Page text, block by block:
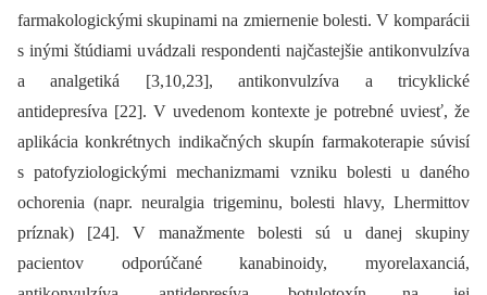
farmakologickými skupinami na zmiernenie bolesti. V komparácii
s inými štúdiami uvádzali respondenti najčastejšie antikonvulzíva
a analgetiká [3,10,23], antikonvulzíva a tricyklické
antidepresíva [22]. V uvedenom kontexte je potrebné uviesť, že
aplikácia konkrétnych indikačných skupín farmakoterapie súvisí
s patofyziologickými mechanizmami vzniku bolesti u daného
ochorenia (napr. neuralgia trigeminu, bolesti hlavy, Lhermittov
príznak) [24]. V manažmente bolesti sú u danej skupiny
pacientov odporúčané kanabinoidy, myorelaxanciá,